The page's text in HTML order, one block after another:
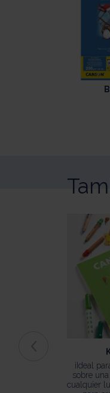
¡Ideal
sobre
cualquier